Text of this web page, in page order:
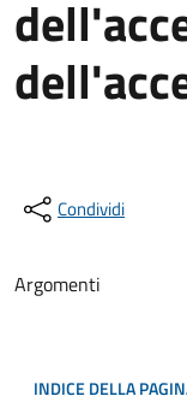
Condividi
Argomenti
INDICE DELLA